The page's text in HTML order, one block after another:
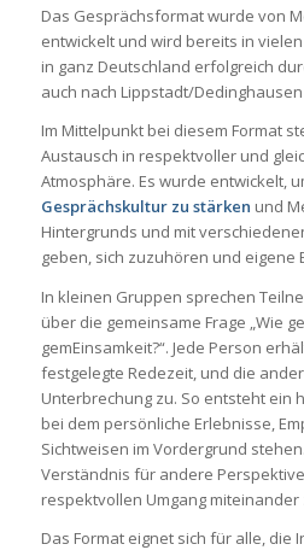
Das Gesprächsformat wurde von
entwickelt und wird bereits in
in ganz Deutschland erfolgreich
auch nach Lippstadt/
Im Mittelpunkt bei diesem Format
Austausch in respektvoller und
Atmosphäre. Es wurde entwickelt,
Gesprächskultur zu stärken und
Hintergrunds und mit
geben, sich zuzuhören und eigene
In kleinen Gruppen sprechen
über die gemeinsame Frage „Wie
gemEinsamkeit?“. Jede Person
festgelegte Redezeit, und die
Unterbrechung zu. So entsteht ein
bei dem persönliche Erlebnisse,
Sichtweisen im Vordergrund
Verständnis für andere
respektvollen Umgang miteinander
Das Format eignet sich für alle, die